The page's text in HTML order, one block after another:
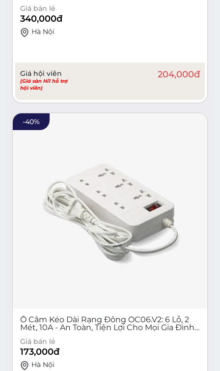
Giá bán lẻ
340,000đ
Hà Nội
Giá hội viên
(Giá sàn Hi1 hỗ trợ
hội viên)
204,000đ
-40%
Ổ Cắm Kéo Dài Rạng Đông OC06.V2: 6 Lỗ, 2
Mét, 10A - An Toàn, Tiện Lợi Cho Mọi Gia Đình
Giá bán lẻ
173,000đ
Hà Nội